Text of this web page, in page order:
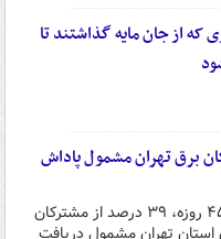
از جان مایه گذاشتند تا
برق تهران مشمول پاداش
در یک بازه زمانی ۴۵ روزه، ۳۹ درصد از مشترکان
تهران مشمول دریافت